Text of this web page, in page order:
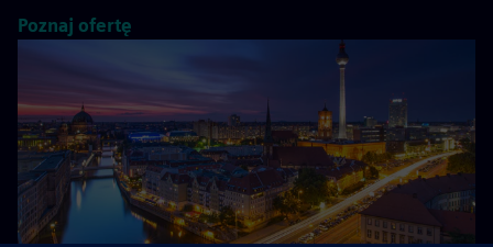
Poznaj ofertę